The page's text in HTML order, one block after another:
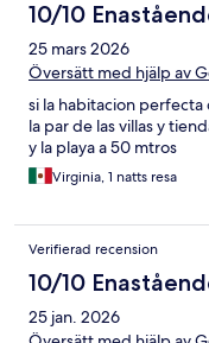
10/10
25 mars 2026
Översätt med hjälp av
si la habitacion perfecta
la par de las villas y
y la playa a 50 mtros
Virginia, 1 natts resa
Verifierad recension
10/10
25 jan. 2026